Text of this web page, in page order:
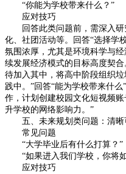
“你能为学校带来什么？”
应对技巧
回答此类问题前，需深入研
化、社团活动等。回答“选择学
氛围浓厚，尤其是环境科学与
续发展经济模式的目标高度契
待加入其中，将高中阶段组织
践中。”回答“能为学校带来什
作，计划创建校园文化短视频
升学校的网络影响力。”
五、未来规划类问题：清晰
常见问题
“大学毕业后有什么打算？”
“如果进入我们学校，你将如
应对技巧